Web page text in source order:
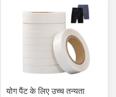
योग पैंट के लिए उच्च तन्यता